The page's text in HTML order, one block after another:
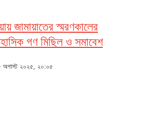
জামায়াতের স্মরণকালের
গণ মিছিল ও সমাবেশ
অগাস্ট ২০২৫, ২০:০৫